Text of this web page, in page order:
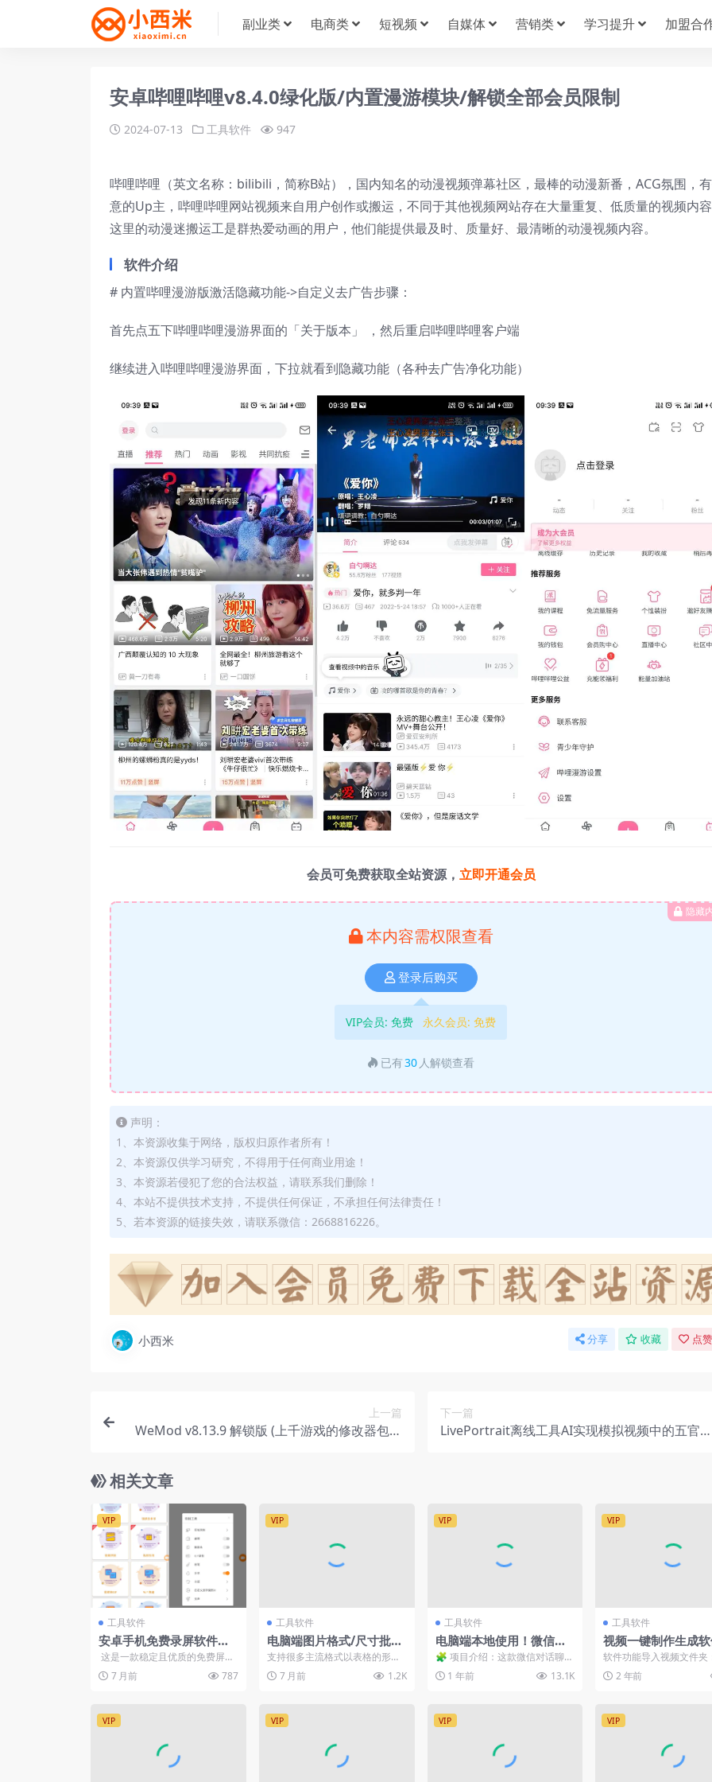
副业类 电商类 短视频 自媒体 营销类 学习提升 加盟合
安卓哔哩哔哩v8.4.0绿化版/内置漫游模块/解锁全部会员限制
2024-07-13 工具软件 947
哔哩哔哩（英文名称：bilibili，简称B站），国内知名的动漫视频弹幕社区，最棒的动漫新番，ACG氛围，
意的Up主，哔哩哔哩网站视频来自用户创作或搬运，不同于其他视频网站存在大量重复、低质量的视频内容
这里的动漫迷搬运工是群热爱动画的用户，他们能提供最及时、质量好、最清晰的动漫视频内容。
软件介绍
# 内置哔哩漫游版激活隐藏功能->自定义去广告步骤：
首先点五下哔哩哔哩漫游界面的「关于版本」 ，然后重启哔哩哔哩客户端
继续进入哔哩哔哩漫游界面，下拉就看到隐藏功能（各种去广告净化功能）
会员可免费获取全站资源， 立即开通会员
隐藏
本内容需权限查看
登录后购买
VIP会员: 免费 永久会员: 免费
已有30 人解锁查看
声明：
1、本资源收集于网络，版权归原作者所有！
2、本资源仅供学习研究，不得用于任何商业用途！
3、本资源若侵犯了您的合法权益，请联系我们删除！
4、本站不提供技术支持，不提供任何保证，不承担任何法律责任！
5、若本资源的链接失效，请联系微信：2668816226。
小西米 分享 收藏 点
上一篇
WeMod v8.13.9 解锁版 (上千游戏的修改器包含
下一篇
LivePortrait离线工具AI实现模拟视频中的五官表
相关文章
VIP
工具软件
安卓手机免费录屏软件，
无时长限制，支持录制Gif
这是一款稳定且优质的免费屏幕
录制应能帮助你录制流畅清晰的
屏幕视频。无...
7 月前 787
VIP
工具软件
电脑端图片格式/尺寸批量
转换器工具
支持很多主流格式以表格的形式
呈现主界面，所有的修改，都会
被应用到表格上，最后导出...
7 月前 1.2K
VIP
工具软件
电脑端本地使用！微信对
话聊天内容生成器，强大
功能亲测有效！
🧩 项目介绍：这款微信对话聊天
内容生成器是专为模拟微信聊天
而设计的免费工具，支持...
1 年前 13.1K
VIP
工具软件
视频一键制作生成
（需自制蒙版）PC免
软件功能导入视频文件夹
批量导入视频文件（.mp4,
mov）...
2 年前
VIP VIP VIP VIP